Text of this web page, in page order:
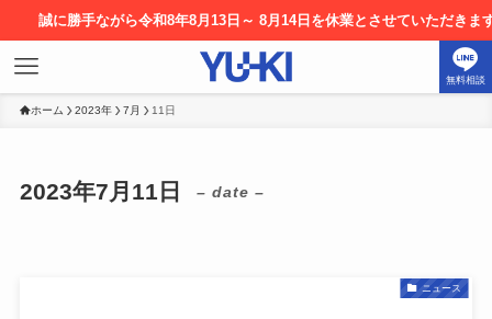
手ながら令和8年8月13日～ 8月14日を休業とさせていただきます。お申
無料相談
ホーム 2023年 7月 11日
2023年7月11日 – date –
ニュース